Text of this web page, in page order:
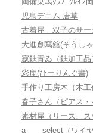
児島デニム 唐草
古着屋 双子のサー
大進創寫舘(そうし
寂鉄青ゐ（鉄加工品
彩庵(ひーりんぐ書)
手作り工房木（木工
春子さん（ピアス・
素材屋（リース、ス
a____select（ワイ